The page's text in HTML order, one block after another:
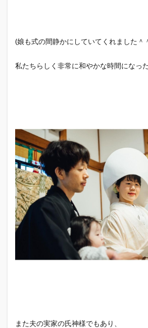
(娘も式の間静かにしていてくれました＾
私たちらしく非常に和やかな時間になっ
⁡また夫の実家の氏神様でもあり、